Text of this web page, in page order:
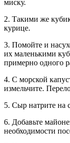
миску.
2. Такими же
курице.
3. Помойте и
их маленькими
примерно одного
4. С морской
измельчите.
5. Сыр натрите на
6. Добавьте
необходимости